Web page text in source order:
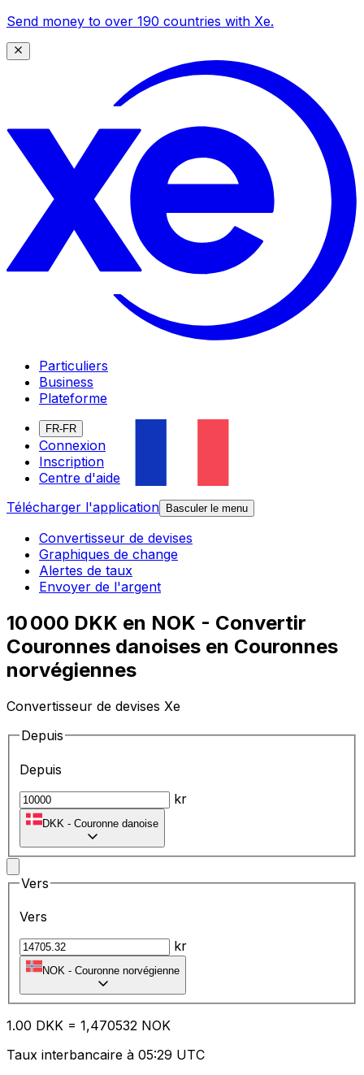
Send money to over 190 countries with Xe.
Particuliers
Business
Plateforme
FR-FR
Connexion
Inscription
Centre d'aide
Télécharger l'application
Basculer le menu
Convertisseur de devises
Graphiques de change
Alertes de taux
Envoyer de l'argent
10 000 DKK en NOK - Convertir
Couronnes danoises en Couronnes
norvégiennes
Convertisseur de devises Xe
Depuis
Depuis
kr
DKK - Couronne danoise
Vers
Vers
kr
NOK - Couronne norvégienne
1.00 DKK = 1,470532 NOK
Taux interbancaire à 05:29 UTC